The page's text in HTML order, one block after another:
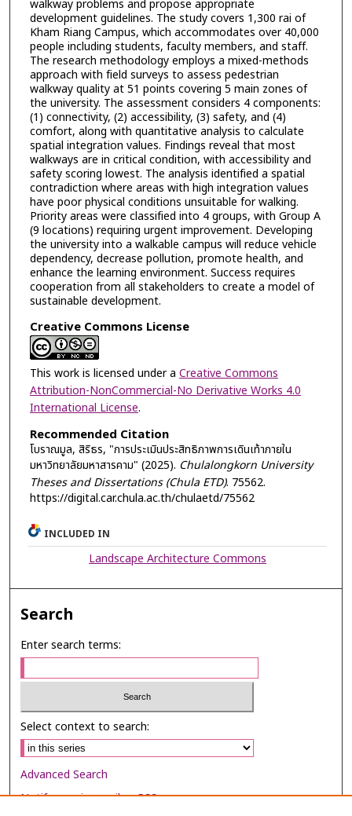
walkway problems and propose appropriate
development guidelines. The study covers 1,300 rai of
Kham Riang Campus, which accommodates over 40,000
people including students, faculty members, and staff.
The research methodology employs a mixed-methods
approach with field surveys to assess pedestrian
walkway quality at 51 points covering 5 main zones of
the university. The assessment considers 4 components:
(1) connectivity, (2) accessibility, (3) safety, and (4)
comfort, along with quantitative analysis to calculate
spatial integration values. Findings reveal that most
walkways are in critical condition, with accessibility and
safety scoring lowest. The analysis identified a spatial
contradiction where areas with high integration values
have poor physical conditions unsuitable for walking.
Priority areas were classified into 4 groups, with Group A
(9 locations) requiring urgent improvement. Developing
the university into a walkable campus will reduce vehicle
dependency, decrease pollution, promote health, and
enhance the learning environment. Success requires
cooperation from all stakeholders to create a model of
sustainable development.
Creative Commons License
This work is licensed under a Creative Commons
Attribution-NonCommercial-No Derivative Works 4.0
International License.
Recommended Citation
โบราณมูล, สิริธร, "การประเมินประสิทธิภาพการเดินเท้าภายใน
มหาวิทยาลัยมหาสารคาม" (2025). Chulalongkorn University
Theses and Dissertations (Chula ETD). 75562.
https://digital.car.chula.ac.th/chulaetd/75562
INCLUDED IN
Landscape Architecture Commons
Search
Enter search terms:
Select context to search:
Advanced Search
Notify me via email orRSS